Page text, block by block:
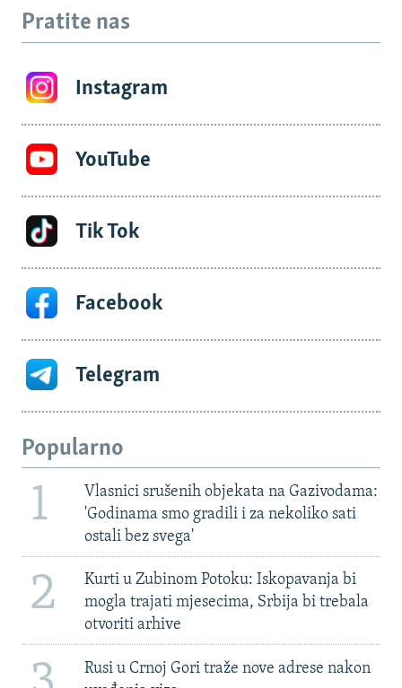
Pratite nas
Instagram
YouTube
Tik Tok
Facebook
Telegram
Popularno
1
Vlasnici srušenih objekata na Gazivodama:
'Godinama smo gradili i za nekoliko sati
ostali bez svega'
2
Kurti u Zubinom Potoku: Iskopavanja bi
mogla trajati mjesecima, Srbija bi trebala
otvoriti arhive
Rusi u Crnoj Gori traže nove adrese nakon